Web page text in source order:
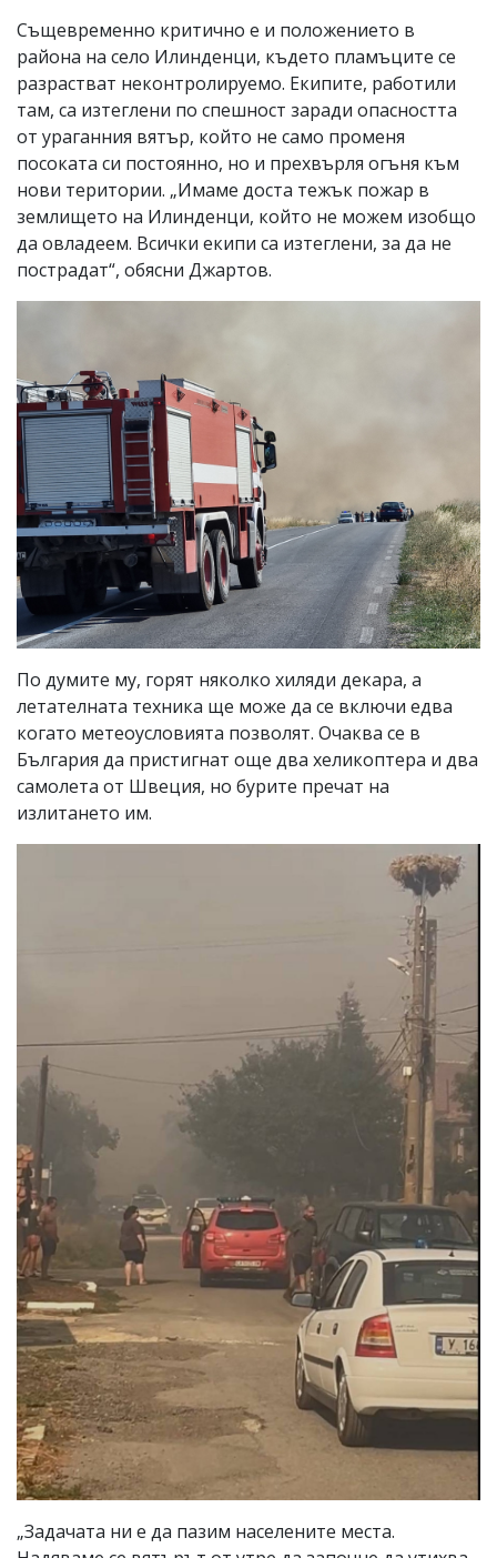
Същевременно критично е и положението в
района на село Илинденци, където пламъците се
разрастват неконтролируемо. Екипите, работили
там, са изтеглени по спешност заради опасността
от ураганния вятър, който не само променя
посоката си постоянно, но и прехвърля огъня към
нови територии. „Имаме доста тежък пожар в
землището на Илинденци, който не можем изобщо
да овладеем. Всички екипи са изтеглени, за да не
пострадат“, обясни Джартов.
По думите му, горят няколко хиляди декара, а
летателната техника ще може да се включи едва
когато метеоусловията позволят. Очаква се в
България да пристигнат още два хеликоптера и два
самолета от Швеция, но бурите пречат на
излитането им.
„Задачата ни е да пазим населените места.